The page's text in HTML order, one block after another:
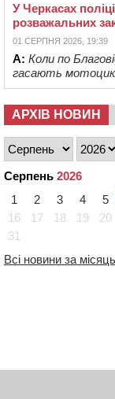
У Черкасах
розважальних
01 СЕРПНЯ 2026, 19:39
А: Коли по
гасають
АРХІВ НОВИН
Серпень 2026
1
2 3 4 5
16
17 18 19 20
31
Всі новини за місяць